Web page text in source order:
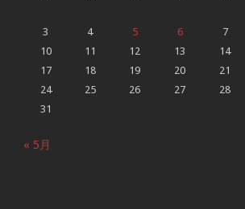
3
4 5 6 7
10
11 12 13 14
17
18 19 20 21
24
25 26 27 28
31
« 5月